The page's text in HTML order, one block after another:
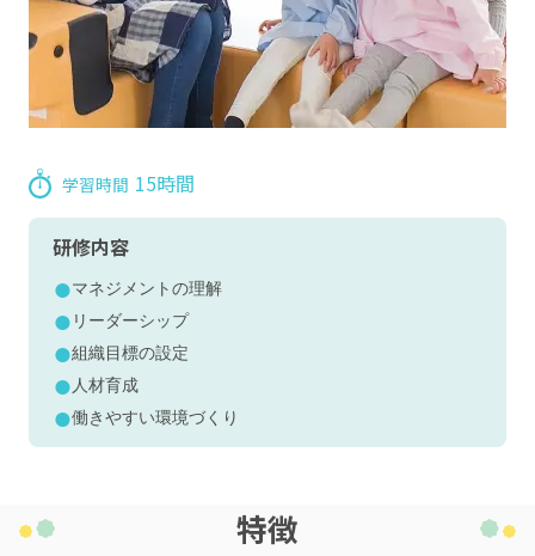
学習時間 15時間
研修内容
マネジメントの理解
リーダーシップ
組織目標の設定
人材育成
働きやすい環境づくり
特徴